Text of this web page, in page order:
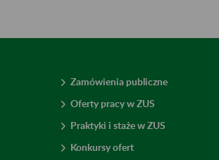
Zamówienia publiczne
Oferty pracy w ZUS
Praktyki i staże w ZUS
Konkursy ofert